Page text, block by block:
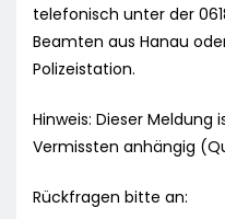
telefonisch unter der
Beamten aus Hanau
Polizeistation.
Hinweis: Dieser Meldung
Vermissten anhängig
Rückfragen bitte an: